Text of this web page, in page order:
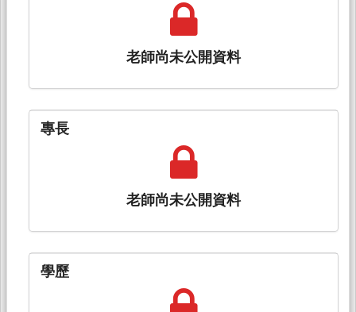
老師尚未公開資料
專長
老師尚未公開資料
學歷